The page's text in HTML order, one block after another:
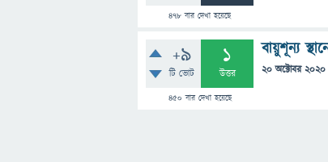
478 বার দেখা হয়েছে
+9
টি ভোট
1
উত্তর
450 বার দেখা হয়েছে
বায়ুশূন্য
20 অক্টোবর 2020